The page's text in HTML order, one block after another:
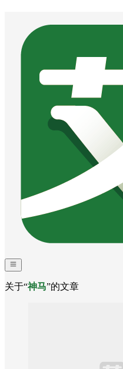
关于“神马”的文章